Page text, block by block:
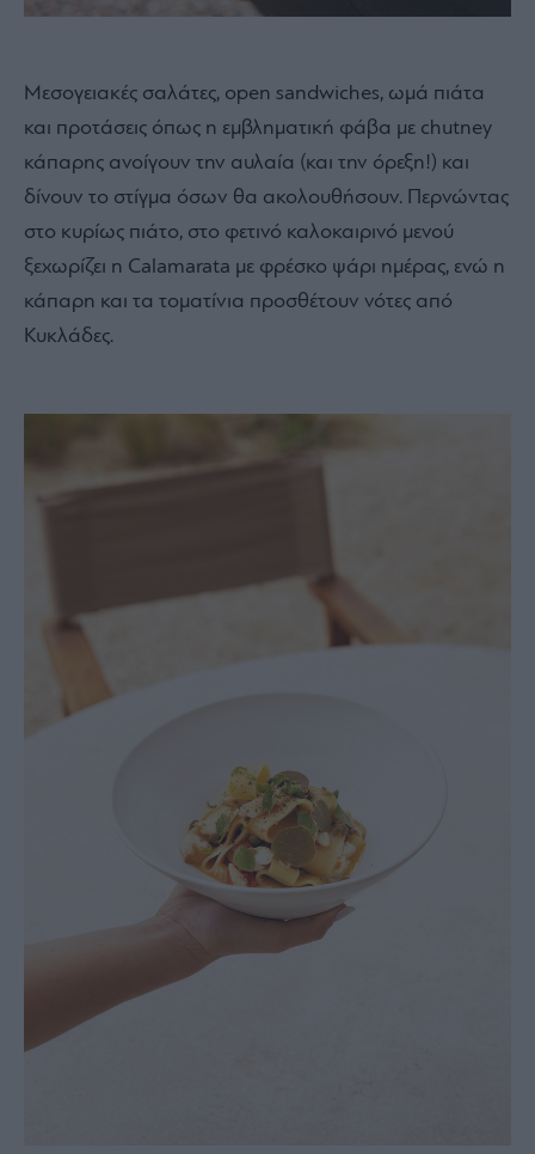
Μεσογειακές σαλάτες, open sandwiches, ωμά πιάτα
και προτάσεις όπως η εμβληματική φάβα με chutney
κάπαρης ανοίγουν την αυλαία (και την όρεξη!) και
δίνουν το στίγμα όσων θα ακολουθήσουν. Περνώντας
στο κυρίως πιάτο, στο φετινό καλοκαιρινό μενού
ξεχωρίζει η Calamarata με φρέσκο ψάρι ημέρας, ενώ η
κάπαρη και τα τοματίνια προσθέτουν νότες από
Κυκλάδες.